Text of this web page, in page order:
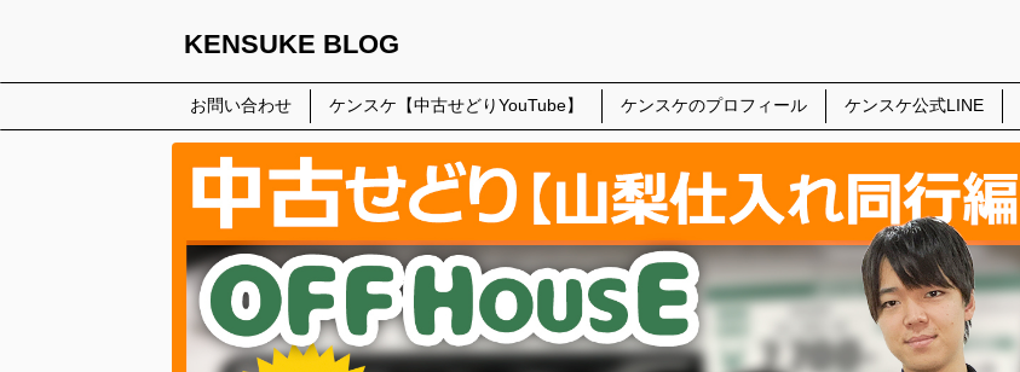
KENSUKE BLOG
お問い合わせ ケンスケ【中古せどりYouTube】 ケンスケのプロフィール ケンスケ公式LINE